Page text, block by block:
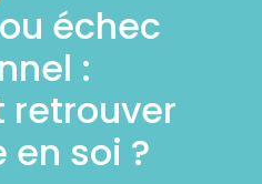
échec
:
soi ?